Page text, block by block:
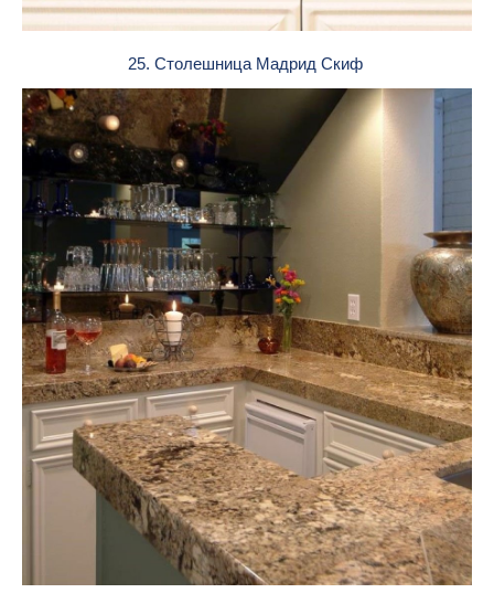
25. Столешница Мадрид Скиф